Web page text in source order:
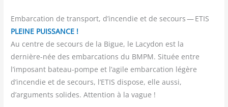
Embarcation de transport, d’incendie et de secours — ETIS
PLEINE PUISSANCE !
Au centre de secours de la Bigue, le Lacydon est la
dernière-née des embarcations du BMPM. Située entre
l’imposant bateau-pompe et l’agile embarcation légère
d’incendie et de secours, l’ETIS dispose, elle aussi,
d’arguments solides. Attention à la vague !